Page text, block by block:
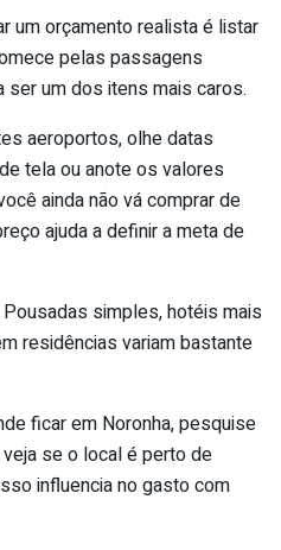
um orçamento realista é listar
pelas passagens
um dos itens mais caros.
aeroportos, olhe datas
tela ou anote os valores
ainda não vá comprar de
ajuda a definir a meta de
simples, hotéis mais
residências variam bastante
ficar em Noronha, pesquise
se o local é perto de
influencia no gasto com